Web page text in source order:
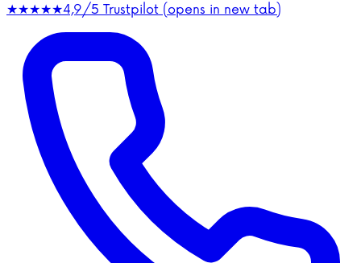
★★★★★4,9/5 Trustpilot (opens in new tab)